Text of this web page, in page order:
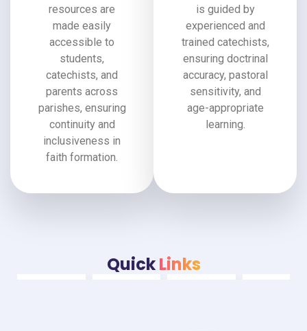
resources are
made easily
accessible to
students,
catechists, and
parents across
parishes, ensuring
continuity and
inclusiveness in
faith formation.
is guided by
experienced and
trained catechists,
ensuring doctrinal
accuracy, pastoral
sensitivity, and
age-appropriate
learning.
QuickLinks